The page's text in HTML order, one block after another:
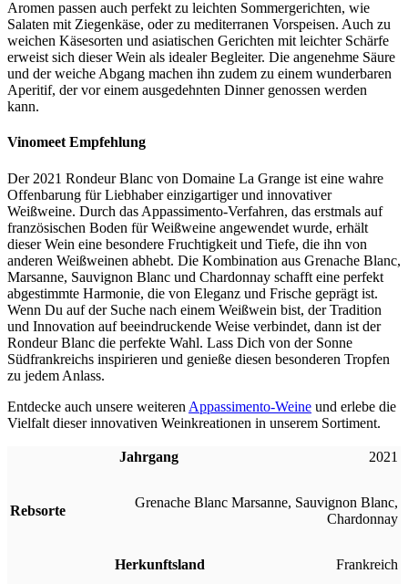
Aromen passen auch perfekt zu leichten Sommergerichten, wie
Salaten mit Ziegenkäse, oder zu mediterranen Vorspeisen. Auch zu
weichen Käsesorten und asiatischen Gerichten mit leichter Schärfe
erweist sich dieser Wein als idealer Begleiter. Die angenehme Säure
und der weiche Abgang machen ihn zudem zu einem wunderbaren
Aperitif, der vor einem ausgedehnten Dinner genossen werden
kann.
Vinomeet Empfehlung
Der 2021 Rondeur Blanc von Domaine La Grange ist eine wahre
Offenbarung für Liebhaber einzigartiger und innovativer
Weißweine. Durch das Appassimento-Verfahren, das erstmals auf
französischen Boden für Weißweine angewendet wurde, erhält
dieser Wein eine besondere Fruchtigkeit und Tiefe, die ihn von
anderen Weißweinen abhebt. Die Kombination aus Grenache Blanc,
Marsanne, Sauvignon Blanc und Chardonnay schafft eine perfekt
abgestimmte Harmonie, die von Eleganz und Frische geprägt ist.
Wenn Du auf der Suche nach einem Weißwein bist, der Tradition
und Innovation auf beeindruckende Weise verbindet, dann ist der
Rondeur Blanc die perfekte Wahl. Lass Dich von der Sonne
Südfrankreichs inspirieren und genieße diesen besonderen Tropfen
zu jedem Anlass.
Entdecke auch unsere weiteren Appassimento-Weine und erlebe die
Vielfalt dieser innovativen Weinkreationen in unserem Sortiment.
Jahrgang 2021
Rebsorte
Grenache Blanc Marsanne, Sauvignon Blanc,
Chardonnay
Herkunftsland Frankreich